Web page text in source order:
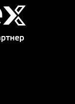
с Вами в